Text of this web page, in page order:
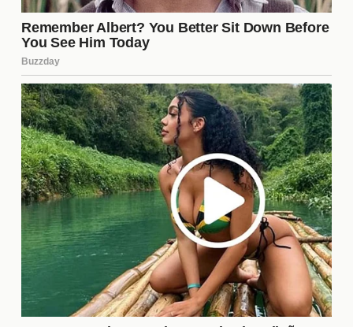
Además, un buen resultado podría aliviar la presión
sobre el entrenador Úbeda y los jugadores, quienes
están bajo el escrutinio de la afición. En resumen,
este encuentro puede ser un punto de inflexión en
la temporada.
¿Qué jugadores están en duda
para el partido?
En la previa del encuentro, hay incertidumbre sobre
la disponibilidad de algunos jugadores clave. Se
habla de la posible ausencia deDelgadodebido a
una ligera lesión, mientras que
Zeballos también ha
estado lidiando con molestias. La situación de
ambos se evaluará más cerca del partido. Su